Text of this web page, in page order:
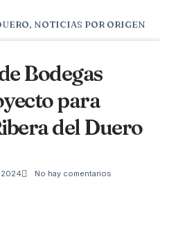
, NOTICIAS POR ORIGEN
Bodegas
para
del Duero
No hay comentarios